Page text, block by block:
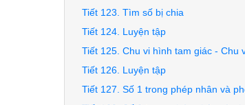
Tiết 123. Tìm số bị chia
Tiết 124. Luyện tập
Tiết 125. Chu vi hình tam giác - Chu
Tiết 126. Luyện tập
Tiết 127. Số 1 trong phép nhân và